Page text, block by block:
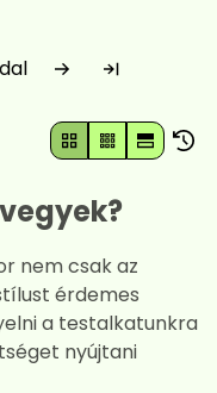
nem csak az
érdemes
a testalkatunkra
nyújtani